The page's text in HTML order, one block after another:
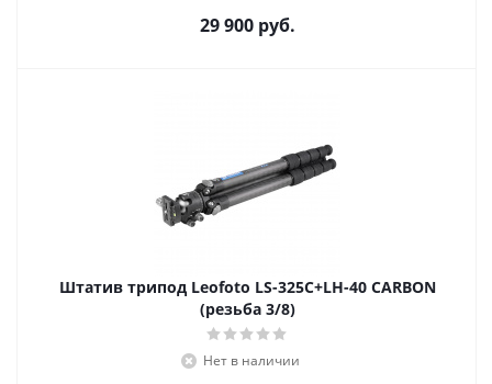
29 900руб.
Штатив трипод Leofoto LS-325C+LH-40 CARBON
(резьба 3/8)
Нет в наличии